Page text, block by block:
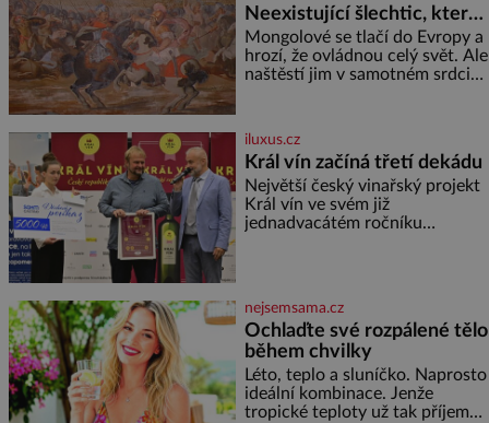
Neexistující šlechtic, který
z Moravy vyžene Mongoly
Mongolové se tlačí do Evropy a
hrozí, že ovládnou celý svět. Ale
naštěstí jim v samotném srdci
dobyvatelské hordy zastavit. Co
nedokáže žádná z asijských říší,
co nedokážou Němci – to
dokáže český král. Nebo že by
ne? Mongolové od roku 1223
postupují podél Kaspického a
iluxus.cz
Král vín začíná třetí dekádu
Největší český vinařský projekt
Král vín ve svém již
jednadvacátém ročníku
nejsemsama.cz
Ochlaďte své rozpálené tělo
během chvilky
Léto, teplo a sluníčko. Naprosto
ideální kombinace. Jenže
tropické teploty už tak příjemné